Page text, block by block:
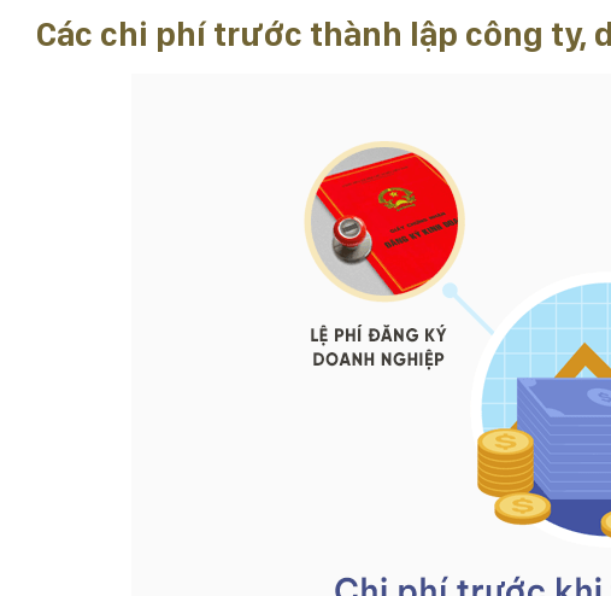
Các chi phí trước thành lập công ty,